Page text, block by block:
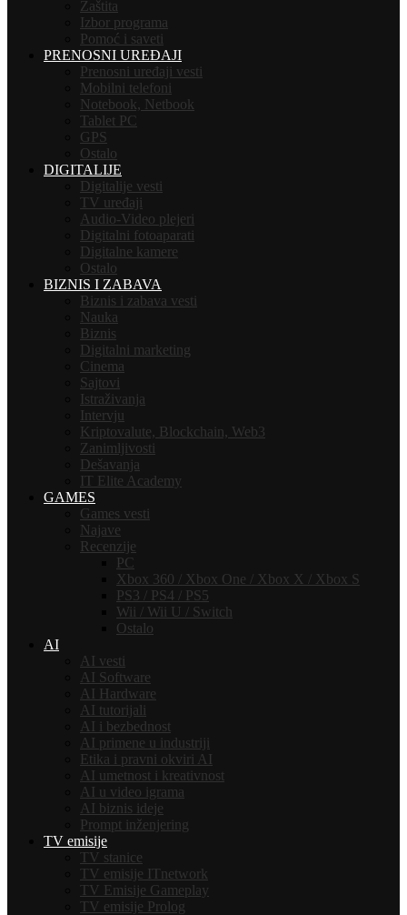
Zaštita
Izbor programa
Pomoć i saveti
PRENOSNI UREĐAJI
Prenosni uređaji vesti
Mobilni telefoni
Notebook, Netbook
Tablet PC
GPS
Ostalo
DIGITALIJE
Digitalije vesti
TV uređaji
Audio-Video plejeri
Digitalni fotoaparati
Digitalne kamere
Ostalo
BIZNIS I ZABAVA
Biznis i zabava vesti
Nauka
Biznis
Digitalni marketing
Cinema
Sajtovi
Istraživanja
Intervju
Kriptovalute, Blockchain, Web3
Zanimljivosti
Dešavanja
IT Elite Academy
GAMES
Games vesti
Najave
Recenzije
PC
Xbox 360 / Xbox One / Xbox X / Xbox S
PS3 / PS4 / PS5
Wii / Wii U / Switch
Ostalo
AI
AI vesti
AI Software
AI Hardware
AI tutorijali
AI i bezbednost
AI primene u industriji
Etika i pravni okviri AI
AI umetnost i kreativnost
AI u video igrama
AI biznis ideje
Prompt inženjering
TV emisije
TV stanice
TV emisije ITnetwork
TV Emisije Gameplay
TV emisije Prolog